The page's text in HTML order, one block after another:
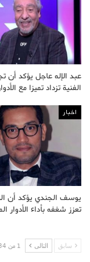
عبد الإله عاجل يؤكد أن
الفنية تزداد تميزا مع
اخبار
يوسف الجندي يؤكد أن
تعزز شغفه بأداء الأدوار
سابق التالى 1 من 6٬934